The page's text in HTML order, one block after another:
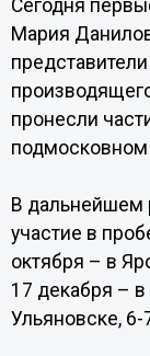
Сегодня
Мария
пронесли
В дальнейшем
участие в
октября – в
17 декабря –
Ульяновске,